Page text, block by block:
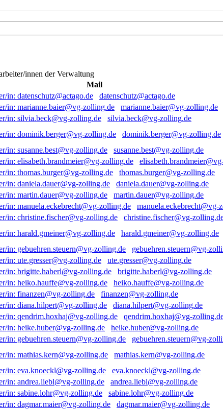
innen der Verwaltung
Mail
datenschutz@actago.de
marianne.baier@vg-zolling.de
silvia.beck@vg-zolling.de
dominik.berger@vg-zolling.de
susanne.best@vg-zolling.de
thomas.burger@vg-zolling.de
daniela.dauer@vg-zolling.de
martin.dauer@vg-zolling.de
manuela.eckebrecht@vg-
christine.fischer@vg-
harald.gmeiner@vg-zolling.de
gebuehren.steuern@vg-
ute.gresser@vg-zolling.de
brigitte.haberl@vg-zolling.de
heiko.hauffe@vg-zolling.de
finanzen@vg-zolling.de
diana.hilpert@vg-zolling.de
qendrim.hoxhaj@vg-
heike.huber@vg-zolling.de
gebuehren.steuern@vg-
mathias.kern@vg-zolling.de
eva.knoeckl@vg-zolling.de
andrea.liebl@vg-zolling.de
sabine.lohr@vg-zolling.de
dagmar.maier@vg-zolling.de